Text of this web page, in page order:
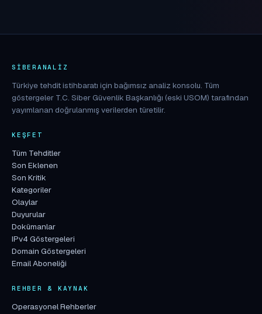
SIBERANALIZ
Türkiye tehdit istihbaratı için bağımsız analiz konsolu. Tüm
göstergeler T.C. Siber Güvenlik Başkanlığı (eski USOM) tarafından
yayımlanan doğrulanmış verilerden türetilir.
KEŞFET
Tüm Tehditler
Son Eklenen
Son Kritik
Kategoriler
Olaylar
Duyurular
Dokümanlar
IPv4 Göstergeleri
Domain Göstergeleri
Email Aboneliği
REHBER & KAYNAK
Operasyonel Rehberler